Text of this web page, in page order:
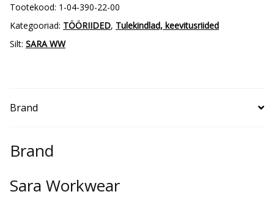
Tootekood: 1-04-390-22-00
Kategooriad: TÖÖRIIDED, Tulekindlad, keevitusriided
Silt: SARA WW
Brand
Brand
Sara Workwear